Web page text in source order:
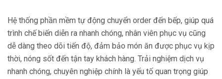
Hệ thống phần mềm tự động chuyển order đến bếp, giúp quá
trình chế biến diễn ra nhanh chóng, nhân viên phục vụ cũng
dễ dàng theo dõi tiến độ, đảm bảo món ăn được phục vụ kịp
thời, nóng sốt đến tận tay khách hàng. Trải nghiệm dịch vụ
nhanh chóng, chuyên nghiệp chính là yếu tố quan trọng giúp